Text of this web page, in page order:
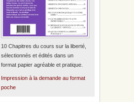
10 Chapitres du cours sur la liberté,
sélectionnés et édités dans un
format papier agréable et pratique.
Impression à la demande au format
poche